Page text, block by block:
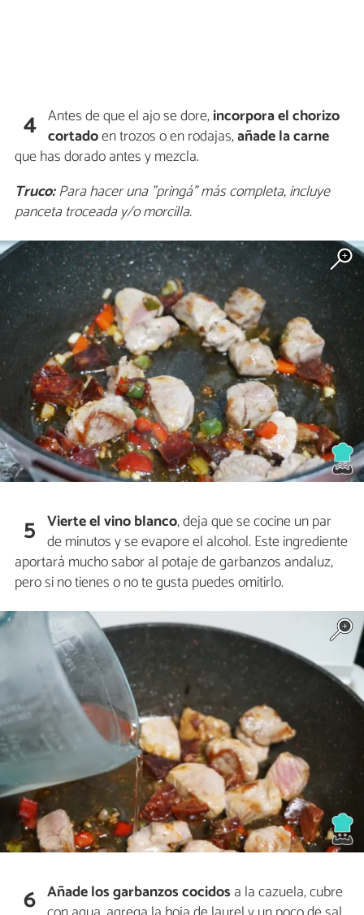
4 Antes de que el ajo se dore,incorpora el chorizo
cortadoen trozos o en rodajas,añade la carne
que has dorado antes y mezcla.
Truco:Para hacer una "pringá" más completa, incluye
panceta troceada y/o morcilla.
5 Vierte el vino blanco, deja que se cocine un par
de minutos y se evapore el alcohol. Este ingrediente
aportará mucho sabor al potaje de garbanzos andaluz,
pero si no tienes o no te gusta puedes omitirlo.
6 Añade los garbanzos cocidos a la cazuela, cubre